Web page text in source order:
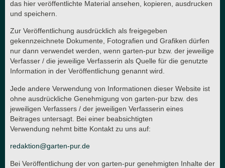
das hier veröffentlichte Material ansehen, kopieren, ausdrucken
und speichern.
Zur Veröffentlichung ausdrücklich als freigegeben
gekennzeichnete Dokumente, Fotografien und Grafiken dürfen
nur dann verwendet werden, wenn garten-pur bzw. der jeweilige
Verfasser / die jeweilige Verfasserin als Quelle für die genutzte
Information in der Veröffentlichung genannt wird.
Jede andere Verwendung von Informationen dieser Website ist
ohne ausdrückliche Genehmigung von garten-pur bzw. des
jeweiligen Verfassers / der jeweiligen Verfasserin eines
Beitrages untersagt. Bei einer beabsichtigten
Verwendung nehmt bitte Kontakt zu uns auf:
redaktion@garten-pur.de
Bei Veröffentlichung der von garten-pur genehmigten Inhalte der